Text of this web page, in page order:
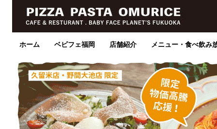
ホーム ベビフェ福岡 店舗紹介 メニュー・食べ飲み